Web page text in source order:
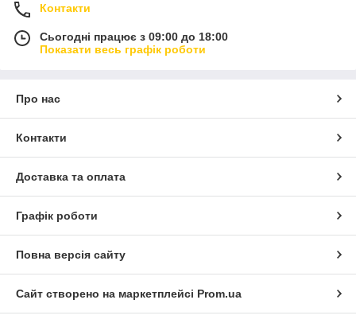
Контакти
Сьогодні працює з 09:00 до 18:00
Показати весь графік роботи
Про нас
Контакти
Доставка та оплата
Графік роботи
Повна версія сайту
Сайт створено на маркетплейсі Prom.ua